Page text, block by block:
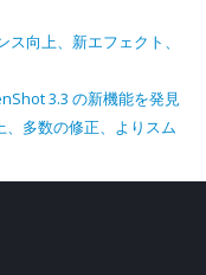
向上、新エフェクト、
3.3 の新機能を発見
多数の修正、よりスム